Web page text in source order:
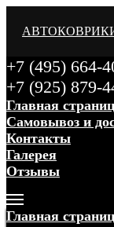
+7 (495) 664-
+7 (925) 879-
Главная
Самовывоз и
Контакты
Галерея
Отзывы
Главная